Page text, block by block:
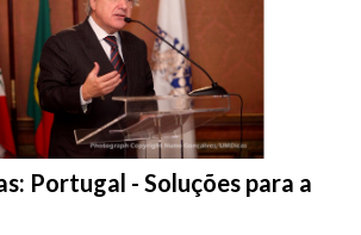
Portugal - Soluções para a